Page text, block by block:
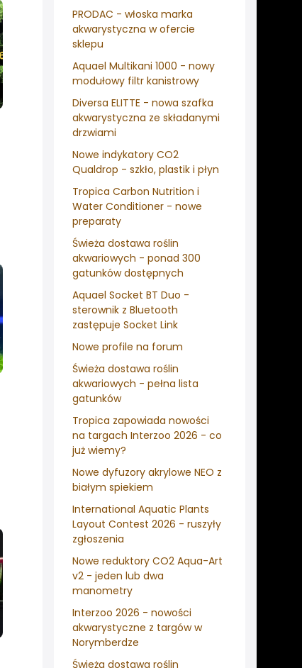
PRODAC - włoska marka
akwarystyczna w ofercie
sklepu
Aquael Multikani 1000 - nowy
modułowy filtr kanistrowy
Diversa ELITTE - nowa szafka
akwarystyczna ze składanymi
drzwiami
Nowe indykatory CO2
Qualdrop - szkło, plastik i płyn
Tropica Carbon Nutrition i
Water Conditioner - nowe
preparaty
Świeża dostawa roślin
akwariowych - ponad 300
gatunków dostępnych
Aquael Socket BT Duo -
sterownik z Bluetooth
zastępuje Socket Link
Nowe profile na forum
Świeża dostawa roślin
akwariowych - pełna lista
gatunków
Tropica zapowiada nowości
na targach Interzoo 2026 - co
już wiemy?
Nowe dyfuzory akrylowe NEO z
białym spiekiem
International Aquatic Plants
Layout Contest 2026 - ruszyły
zgłoszenia
Nowe reduktory CO2 Aqua-Art
v2 - jeden lub dwa
manometry
Interzoo 2026 - nowości
akwarystyczne z targów w
Norymberdze
Świeża dostawa roślin